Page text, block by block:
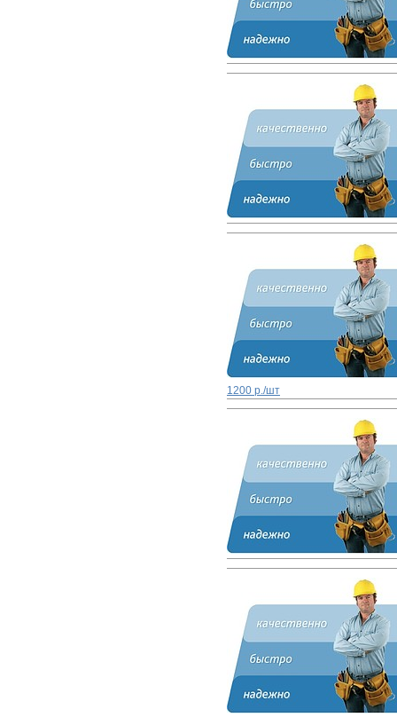
1200 р./шт